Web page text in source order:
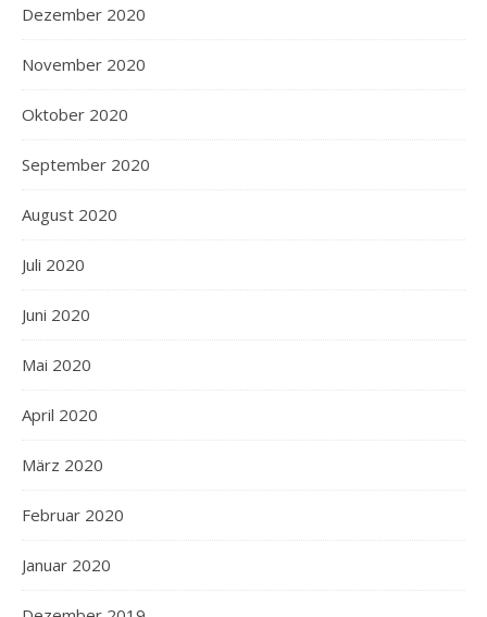
Dezember 2020
November 2020
Oktober 2020
September 2020
August 2020
Juli 2020
Juni 2020
Mai 2020
April 2020
März 2020
Februar 2020
Januar 2020